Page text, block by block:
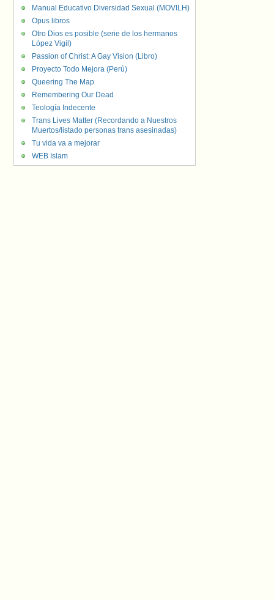
Manual Educativo Diversidad Sexual (MOVILH)
Opus libros
Otro Dios es posible (serie de los hermanos
López Vigil)
Passion of Christ: A Gay Vision (Libro)
Proyecto Todo Mejora (Perú)
Queering The Map
Remembering Our Dead
Teología Indecente
Trans Lives Matter (Recordando a Nuestros
Muertos/listado personas trans asesinadas)
Tu vida va a mejorar
WEB Islam